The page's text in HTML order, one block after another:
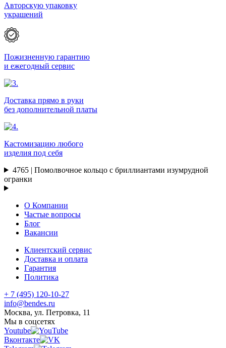
Авторскую упаковку
украшений
Пожизненную гарантию
и ежегодный сервис
Доставка прямо в руки
без дополнительной платы
Кастомизацию любого
изделия под себя
4765 | Помолвочное кольцо с бриллиантами изумрудной
огранки
О Компании
Частые вопросы
Блог
Вакансии
Клиентский сервис
Доставка и оплата
Гарантия
Политика
+ 7 (495) 120-10-27
info@bendes.ru
Москва, ул. Петровка, 11
Мы в соцсетях
Youtube
Вконтакте